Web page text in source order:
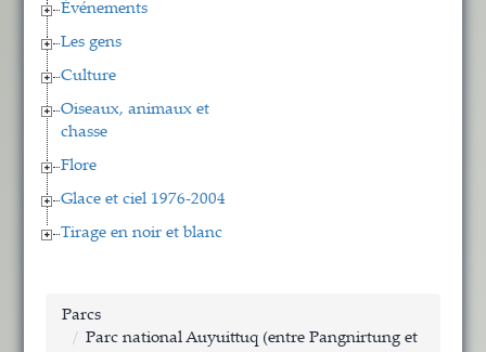
Événements
Les gens
Culture
Oiseaux, animaux et
chasse
Flore
Glace et ciel 1976-2004
Tirage en noir et blanc
Parcs
Parc national Auyuittuq (entre Pangnirtung et